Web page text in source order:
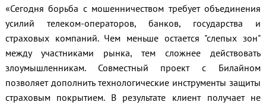
«Сегодня борьба с мошенничеством требует объединения
усилий телеком-операторов, банков, государства и
страховых компаний. Чем меньше остается "слепых зон"
между участниками рынка, тем сложнее действовать
злоумышленникам. Совместный проект с Билайном
позволяет дополнить технологические инструменты защиты
страховым покрытием. В результате клиент получает не